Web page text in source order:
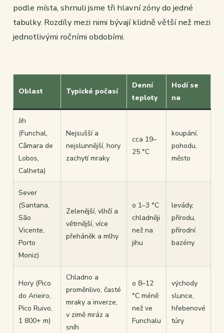
podle místa, shrnuli jsme tři hlavní zóny do jedné
tabulky. Rozdíly mezi nimi bývají klidně větší než mezi
jednotlivými ročními obdobími.
Oblast Typické počasí
Denní
teploty
Hodí se
na
Jih
(Funchal,
Câmara de
Lobos,
Calheta)
Nejsušší a
nejslunnější, hory
zachytí mraky
cca 19–
25 °C
koupání,
pohodu,
město
Sever
(Santana,
São
Vicente,
Porto
Moniz)
Zelenější, vlhčí a
větrnější, více
přeháněk a mlhy
o 1–3 °C
chladněji
než na
jihu
levády,
přírodu,
přírodní
bazény
Hory (Pico
do Arieiro,
Pico Ruivo,
1 800+ m)
Chladno a
proměnlivo, časté
mraky a inverze,
v zimě mráz a
sníh
o 8–12
°C méně
než ve
Funchalu
východy
slunce,
hřebenové
túry